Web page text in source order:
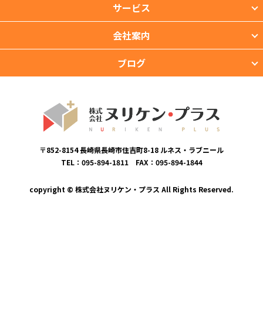
サービス
会社案内
ブログ
〒852-8154 長崎県長崎市住吉町8-18 ルネス・ラブニール
TEL：095-894-1811 FAX：095-894-1844
copyright © 株式会社ヌリケン・プラス All Rights Reserved.